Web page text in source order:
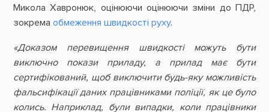
Микола Хавронюк, оцінюючи оцінюючи зміни до ПДР,
зокрема обмеження швидкості руху.
«Доказом перевищення швидкості можуть бути
виключно покази приладу, а прилад має бути
сертифікований, щоб виключити будь-яку можливість
фальсифікації даних працівниками поліції, як це було
колись. Наприклад, були випадки, коли працівники